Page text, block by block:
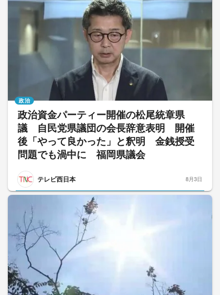
政治資金パーティー開催の松尾統章県
議 自民党県議団の会長辞意表明 開催
後「やって良かった」と釈明 金銭授受
問題でも渦中に 福岡県議会
テレビ西日本
政治
8月3日